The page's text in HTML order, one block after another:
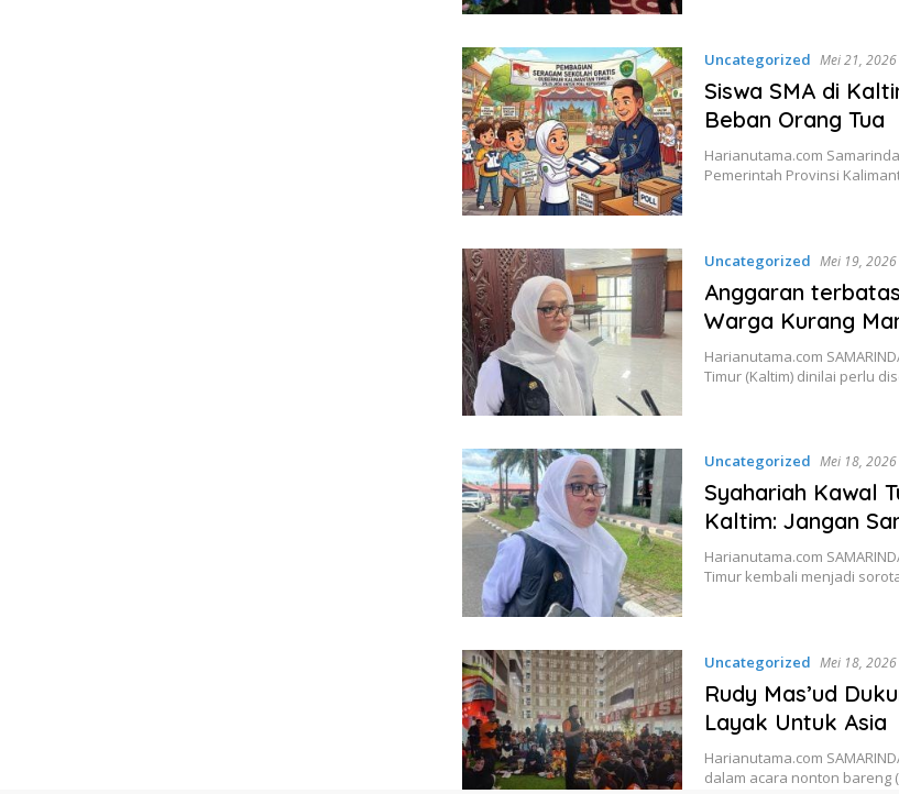
Uncategorized Mei 21, 2026
Siswa SMA di
Beban Orang Tua
Harianutama.com
Pemerintah Provinsi
Uncategorized Mei 19, 2026
Anggaran
Warga Kurang
Harianutama.com
Timur (Kaltim) dinilai perlu
Uncategorized Mei 18, 2026
Syahariah Kawal
Kaltim: Jangan
Harianutama.com
Timur kembali menjadi
Uncategorized Mei 18, 2026
Rudy Mas’ud
Layak Untuk Asia
Harianutama.com
dalam acara nonton